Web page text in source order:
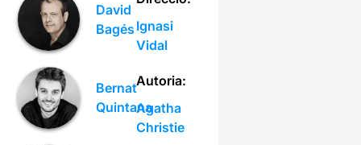
David
Bagés
Bernat
Quintana
Ignasi
Vidal
Autoria:
Agatha
Christie